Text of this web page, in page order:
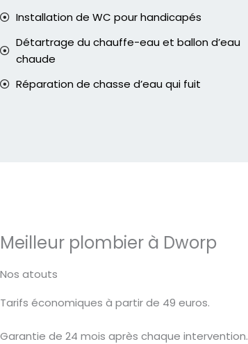
Installation de WC pour handicapés
Détartrage du chauffe-eau et ballon d’eau
chaude
Réparation de chasse d’eau qui fuit
Meilleur plombier à Dworp
Nos atouts
Tarifs économiques à partir de 49 euros.
Garantie de 24 mois après chaque intervention.